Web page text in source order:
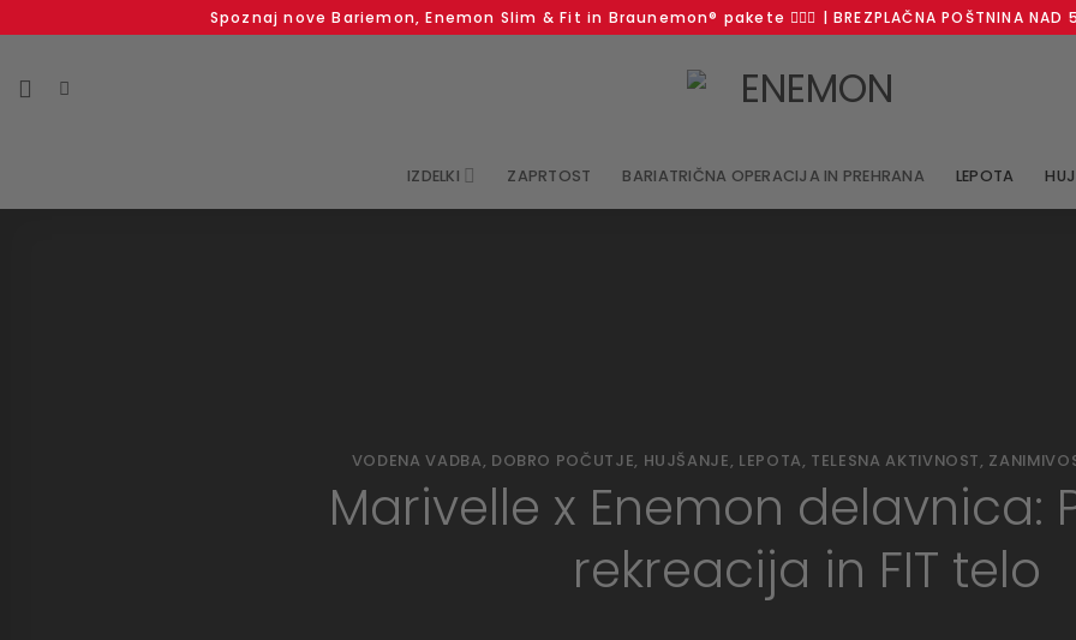
Spoznaj nove Bariemon, Enemon Slim & Fit in Braunemon® pakete 🧘🏻‍♀️ | BREZPLAČNA POŠTNINA
na
IZDELKI ZAPRTOST BARIATRIČNA OPERACIJA IN PREHRANA LEPOTA
VODENA VADBA, DOBRO POČUTJE, HUJŠANJE, LEPOTA, TELESNA AKTIVNOST,
Marivelle x Enemon delavnica:
rekreacija in FIT telo